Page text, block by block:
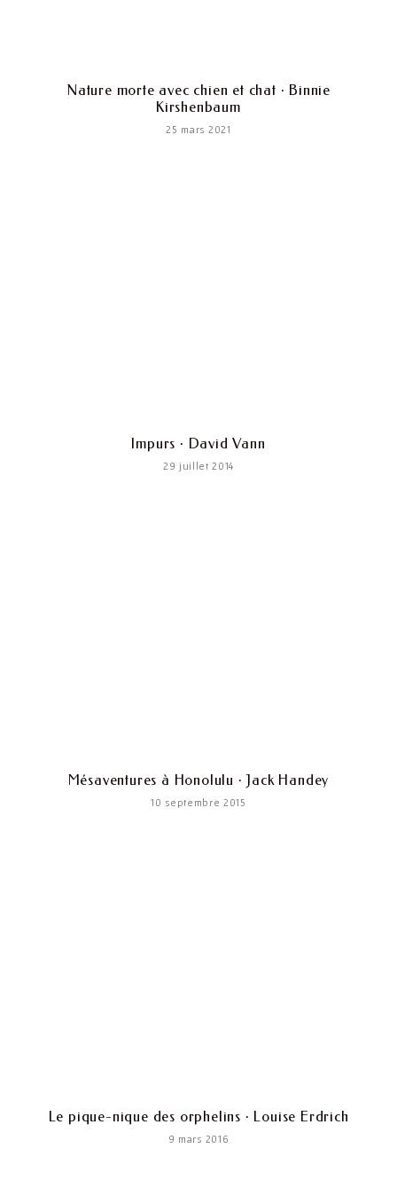
Nature morte avec chien et chat · Binnie
Kirshenbaum
25 mars 2021
Impurs · David Vann
29 juillet 2014
Mésaventures à Honolulu · Jack Handey
10 septembre 2015
Le pique-nique des orphelins · Louise Erdrich
9 mars 2016